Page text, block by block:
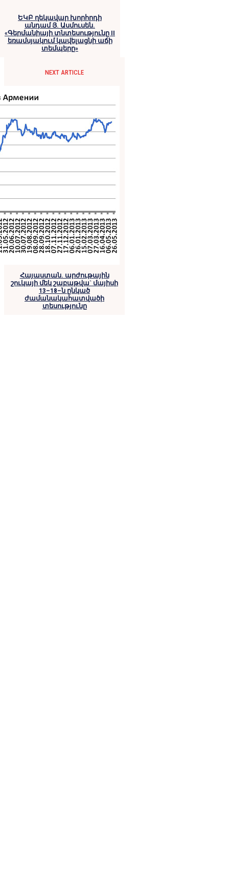
ԵԿԲ ղեկավար խորհրդի
անդամ Յ. Ասմուսեն.
«Գերմանիայի տնտեսությունը II
եռամսյակում կավելացնի աճի
տեմպերը»
NEXT ARTICLE
Հայաստան. արժութային
շուկայի մեկ շաբաթվա` մայիսի
13–18–ն ընկած
ժամանակահատվածի
տեսությունը